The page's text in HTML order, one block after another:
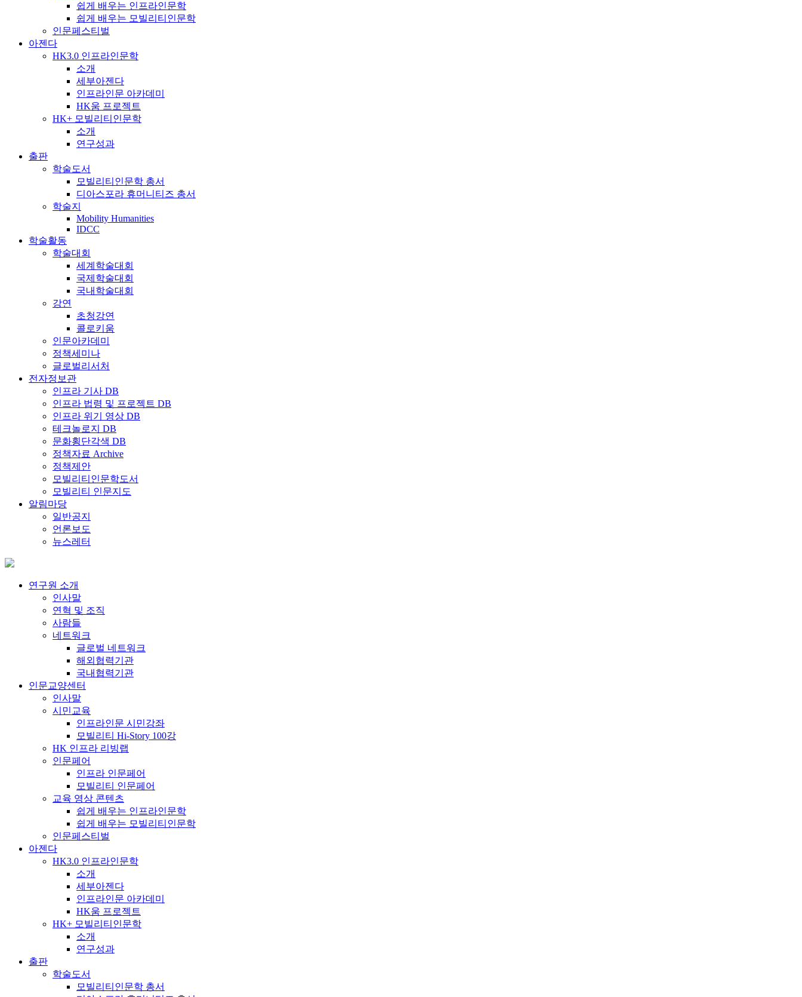
쉽게 배우는 인프라인문학
쉽게 배우는 모빌리티인문학
인문페스티벌
아젠다
HK3.0 인프라인문학
소개
세부아젠다
인프라인문 아카데미
HK움 프로젝트
HK+ 모빌리티인문학
소개
연구성과
출판
학술도서
모빌리티인문학 총서
디아스포라 휴머니티즈 총서
학술지
Mobility Humanities
IDCC
학술활동
학술대회
세계학술대회
국제학술대회
국내학술대회
강연
초청강연
콜로키움
인문아카데미
정책세미나
글로벌리서처
전자정보관
인프라 기사 DB
인프라 법령 및 프로젝트 DB
인프라 위기 영상 DB
테크놀로지 DB
문화횡단각색 DB
정책자료 Archive
정책제안
모빌리티인문학도서
모빌리티 인문지도
알림마당
일반공지
언론보도
뉴스레터
연구원 소개
인사말
연혁 및 조직
사람들
네트워크
글로벌 네트워크
해외협력기관
국내협력기관
인문교양센터
인사말
시민교육
인프라인문 시민강좌
모빌리티 Hi-Story 100강
HK 인프라 리빙랩
인문페어
인프라 인문페어
모빌리티 인문페어
교육 영상 콘텐츠
쉽게 배우는 인프라인문학
쉽게 배우는 모빌리티인문학
인문페스티벌
아젠다
HK3.0 인프라인문학
소개
세부아젠다
인프라인문 아카데미
HK움 프로젝트
HK+ 모빌리티인문학
소개
연구성과
출판
학술도서
모빌리티인문학 총서